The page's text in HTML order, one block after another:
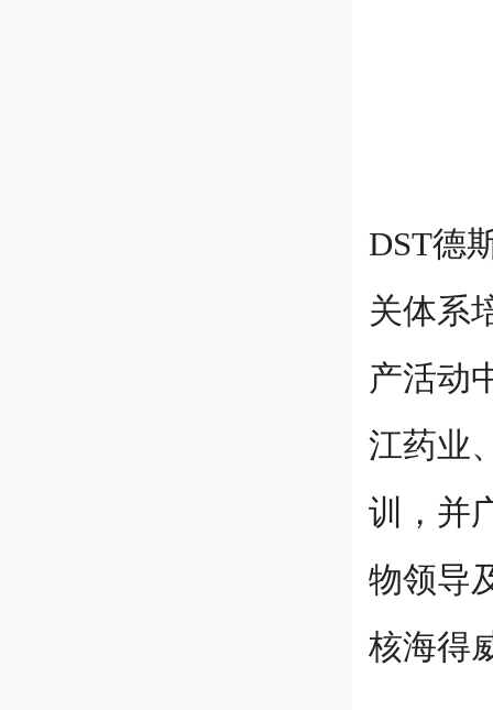
DST德
关体系
产活动
江药业
训，并
物领导
核海得